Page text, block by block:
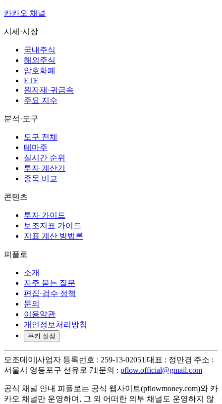
카카오 채널
시세·시장
국내주식
해외주식
암호화폐
ETF
원자재·귀금속
주요 지수
분석·도구
도구 전체
테마주
실시간 순위
투자 계산기
종목 비교
콘텐츠
투자 가이드
보조지표 가이드
지표 계산 방법론
피플로
소개
자주 묻는 질문
편집·검수 정책
문의
이용약관
개인정보처리방침
쿠키 설정
모조데이 |사업자 등록번호 : 259-13-02051 |대표 : 정만경|주소 :
서울시 영등포구 선유로 71 |문의 : pflow.official@gmail.com
공식 채널 안내 피플로는 공식 웹사이트(pflowmoney.com)와 카
카오 채널만 운영하며, 그 외 어떠한 외부 채널도 운영하지 않